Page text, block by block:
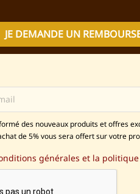
JE DEMANDE UN
des nouveaux produits et offres
de 5% vous sera offert sur votre
générales et la